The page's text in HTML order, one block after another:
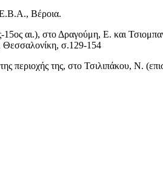
Βέροια.
15ος αι.), στο Δραγούμη, Ε. και
Θεσσαλονίκη, σ.129-154
της περιοχής της, στο Τσιλιπάκου, Ν.